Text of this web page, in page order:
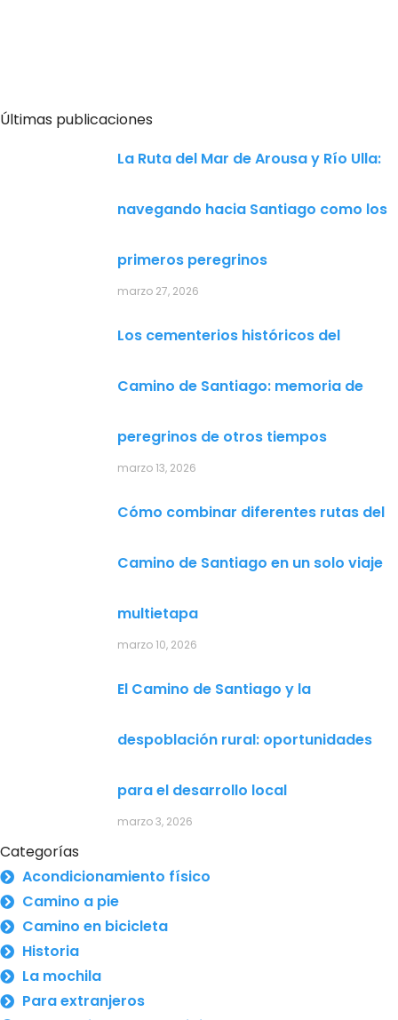
Últimas publicaciones
La Ruta del Mar de Arousa y Río Ulla:
navegando hacia Santiago como los
primeros peregrinos
marzo 27, 2026
Los cementerios históricos del
Camino de Santiago: memoria de
peregrinos de otros tiempos
marzo 13, 2026
Cómo combinar diferentes rutas del
Camino de Santiago en un solo viaje
multietapa
marzo 10, 2026
El Camino de Santiago y la
despoblación rural: oportunidades
para el desarrollo local
marzo 3, 2026
Categorías
Acondicionamiento físico
Camino a pie
Camino en bicicleta
Historia
La mochila
Para extranjeros